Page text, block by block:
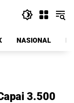
NASIONAL
3.500